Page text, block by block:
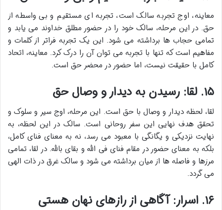
معاینه، اوج تجربه سالک است، تجربه ای مستقیم و بی واسطه از
حق. در این مرحله، سالک خود را در حضور مطلق خداوند می یابد و
تمامی حجاب ها برداشته می شود. این یک تجربه فراتر از کلمات و
مفاهیم است که تنها با تجربه می توان آن را درک کرد. معاینه، اتحاد
کامل با حقیقت نیست، اما حضور در محضر حق است.
۱۵. لقا: رسیدن به دیدار و وصال حق
لقا، لحظه دیدار و وصال با حق است. این مرحله، اوج سیر و سلوک و
تحقق هدف نهایی این سفر روحانی است. سالک در این لحظه، به
نهایت نزدیکی و یگانگی با معبود می رسد، نه به معنای فنای کامل،
بلکه به معنای حضور در مقام فنای فی الله و بقای بالله. در لقا، تمامی
مرزها و فاصله ها از میان برداشته می شود و سالک غرق در ذات الهی
می گردد.
۱۶. اسرار: آگاهی از رازهای نهان هستی